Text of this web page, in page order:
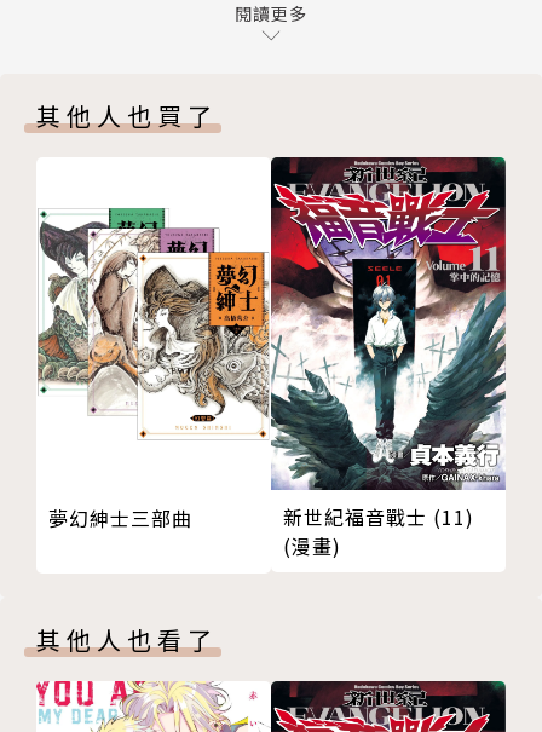
36th.day 雅彥的獨立作戰
39th.day 若苗FAMILY
閱讀更多
其他人也買了
夢幻紳士三部曲
新世紀福音戰士 (11)
(漫畫)
其他人也看了